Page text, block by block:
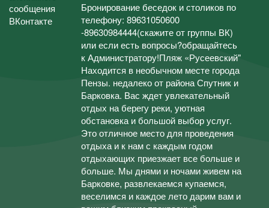
Бронирование беседок и столиков по
телефону: 89631050600
-89630984444(скажите от группы ВК)
или если есть вопросы?обращайтесь
к Администратору!Пляж «Русеевский"
Находится в необычном месте города
Пензы. недалеко от района Спутник и
Барковка. Вас ждет увлекательный
отдых на берегу реки, уютная
обстановка и большой выбор услуг.
Это отличное место для проведения
отдыха и к нам с каждым годом
отдыхающих приезжает все больше и
больше. Мы днями и ночами живем на
Барковке, развлекаемся купаемся,
веселимся и каждое лето дарим вам и